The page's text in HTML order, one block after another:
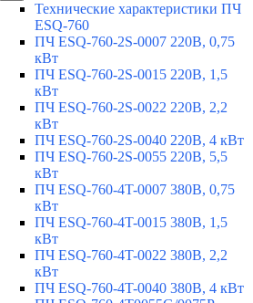
Технические характеристики ПЧ
ESQ-760
ПЧ ESQ-760-2S-0007 220В, 0,75
кВт
ПЧ ESQ-760-2S-0015 220В, 1,5
кВт
ПЧ ESQ-760-2S-0022 220В, 2,2
кВт
ПЧ ESQ-760-2S-0040 220В, 4 кВт
ПЧ ESQ-760-2S-0055 220В, 5,5
кВт
ПЧ ESQ-760-4T-0007 380В, 0,75
кВт
ПЧ ESQ-760-4T-0015 380В, 1,5
кВт
ПЧ ESQ-760-4T-0022 380В, 2,2
кВт
ПЧ ESQ-760-4T-0040 380В, 4 кВт